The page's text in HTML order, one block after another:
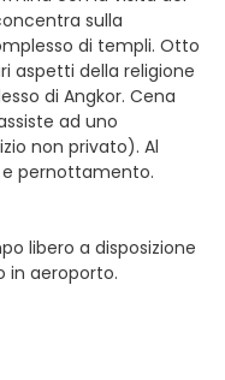
sulla
di templi. Otto
aspetti della religione
di Angkor. Cena
ad uno
non privato). Al
pernottamento.
libero a disposizione
in aeroporto.